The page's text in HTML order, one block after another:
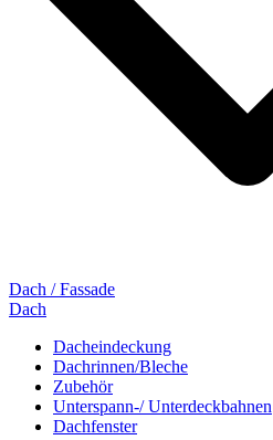
Dach / Fassade
Dach
Dacheindeckung
Dachrinnen/Bleche
Zubehör
Unterspann-/ Unterdeckbahnen
Dachfenster